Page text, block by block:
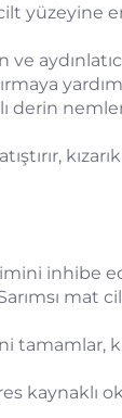
yüzeyine
derin
inhibe
mat
tamamlar,
kaynaklı